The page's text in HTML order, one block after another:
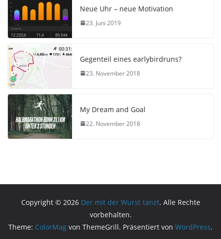
Neue Uhr – neue Motivation
23. Juni 2019
Gegenteil eines earlybirdruns?
23. November 2018
My Dream and Goal
22. November 2018
Copyright © 2026 Der mit der Wurst tanzt. Alle Rechte
vorbehalten.
Theme: ColorMag von ThemeGrill. Präsentiert von WordPress.